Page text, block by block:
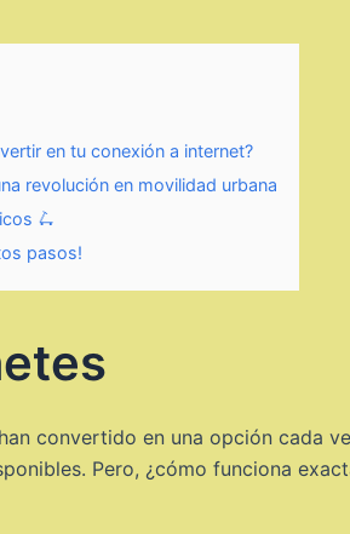
en tu conexión a internet?
revolución en movilidad urbana
🛴
pasos!
convertido en una opción cada
Pero, ¿cómo funciona